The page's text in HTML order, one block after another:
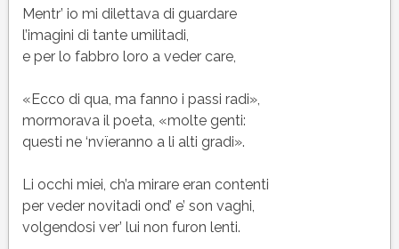
Mentr’ io mi dilettava di guardare
l’imagini di tante umilitadi,
e per lo fabbro loro a veder care,
«Ecco di qua, ma fanno i passi radi»,
mormorava il poeta, «molte genti:
questi ne ‘nvïeranno a li alti gradi».
Li occhi miei, ch’a mirare eran contenti
per veder novitadi ond’ e’ son vaghi,
volgendosi ver’ lui non furon lenti.